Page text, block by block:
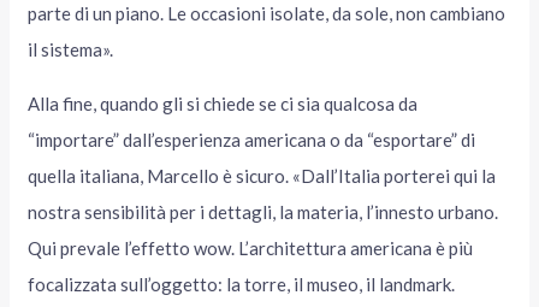
parte di un piano. Le occasioni isolate, da sole, non cambiano
il sistema».
Alla fine, quando gli si chiede se ci sia qualcosa da
“importare” dall’esperienza americana o da “esportare” di
quella italiana, Marcello è sicuro. «Dall’Italia porterei qui la
nostra sensibilità per i dettagli, la materia, l’innesto urbano.
Qui prevale l’effetto wow. L’architettura americana è più
focalizzata sull’oggetto: la torre, il museo, il landmark.